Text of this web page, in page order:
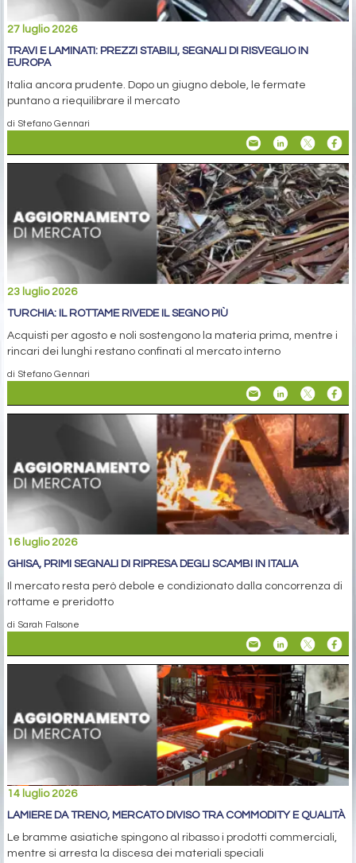
27 luglio 2026
TRAVI E LAMINATI: PREZZI STABILI, SEGNALI DI RISVEGLIO IN
EUROPA
Italia ancora prudente. Dopo un giugno debole, le fermate
puntano a riequilibrare il mercato
di Stefano Gennari
23 luglio 2026
TURCHIA: IL ROTTAME RIVEDE IL SEGNO PIÙ
Acquisti per agosto e noli sostengono la materia prima, mentre i
rincari dei lunghi restano confinati al mercato interno
di Stefano Gennari
16 luglio 2026
GHISA, PRIMI SEGNALI DI RIPRESA DEGLI SCAMBI IN ITALIA
Il mercato resta però debole e condizionato dalla concorrenza di
rottame e preridotto
di Sarah Falsone
14 luglio 2026
LAMIERE DA TRENO, MERCATO DIVISO TRA COMMODITY E QUALITÀ
Le bramme asiatiche spingono al ribasso i prodotti commerciali,
mentre si arresta la discesa dei materiali speciali